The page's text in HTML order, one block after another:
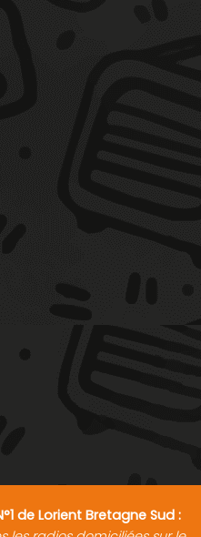
de Lorient Bretagne Sud :